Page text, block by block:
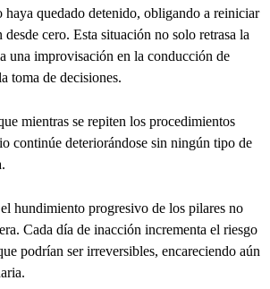
haya quedado detenido, obligando a reiniciar
cero. Esta situación no solo retrasa la
una improvisación en la conducción de
toma de decisiones.
mientras se repiten los procedimientos
continúe deteriorándose sin ningún tipo de
hundimiento progresivo de los pilares no
Cada día de inacción incrementa el riesgo
podrían ser irreversibles, encareciendo aún